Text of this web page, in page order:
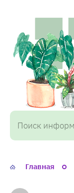
Домашняя
оранжерея
Главная